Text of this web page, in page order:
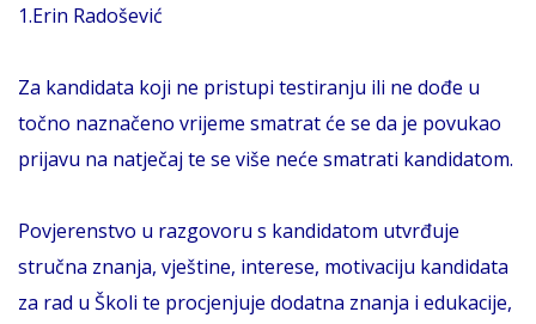
1.Erin Radošević
Za kandidata koji ne pristupi testiranju ili ne dođe u
točno naznačeno vrijeme smatrat će se da je povukao
prijavu na natječaj te se više neće smatrati kandidatom.
Povjerenstvo u razgovoru s kandidatom utvrđuje
stručna znanja, vještine, interese, motivaciju kandidata
za rad u Školi te procjenjuje dodatna znanja i edukacije,